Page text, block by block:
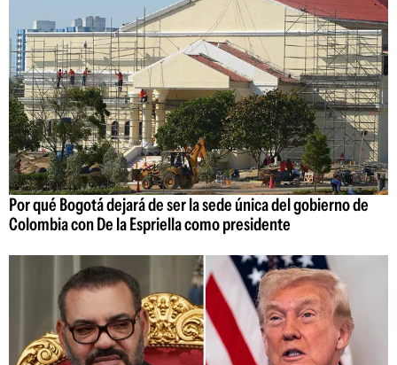
Por qué Bogotá dejará de ser la sede única del gobierno de
Colombia con De la Espriella como presidente